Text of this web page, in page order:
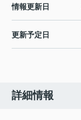
情報更新日
更新予定日
詳細情報